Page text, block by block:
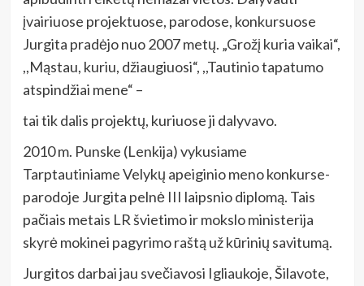
įvairiuose projektuose, parodose, konkursuose
Jurgita pradėjo nuo 2007 metų. „Grožį kuria vaikai“,
,,Mąstau, kuriu, džiaugiuosi“, ,,Tautinio tapatumo
atspindžiai mene“ –
tai tik dalis projektų, kuriuose ji dalyvavo.
2010 m. Punske (Lenkija) vykusiame
Tarptautiniame Velykų apeiginio meno konkurse-
parodoje Jurgita pelnė III laipsnio diplomą. Tais
pačiais metais LR švietimo ir mokslo ministerija
skyrė mokinei pagyrimo raštą už kūrinių savitumą.
Jurgitos darbai jau svečiavosi Igliaukoje, Šilavote,